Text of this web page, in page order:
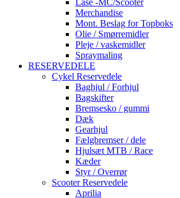
Merchandise
Mont. Beslag for Topboks
Olie / Smørremidler
Pleje / vaskemidler
Spraymaling
RESERVEDELE
Cykel Reservedele
Baghjul / Forhjul
Bagskifter
Bremsesko / gummi
Dæk
Gearhjul
Fælgbremser / dele
Hjulsæt MTB / Race
Kæder
Styr / Overrør
Scooter Reservedele
Aprilia